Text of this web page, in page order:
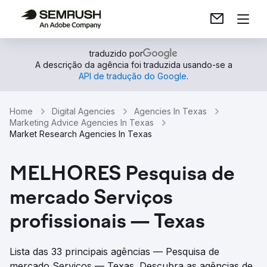
traduzido por
A descrição da agência foi traduzida usando-se a
API de tradução do Google.
Home Digital Agencies
Agencies In Texas
Marketing Advice Agencies In Texas
Market Research Agencies In Texas
MELHORES Pesquisa de
mercado Serviços
profissionais — Texas
Lista das 33 principais agências — Pesquisa de